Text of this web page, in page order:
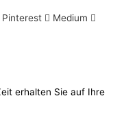
Pinterest
Medium
erhalten Sie auf Ihre